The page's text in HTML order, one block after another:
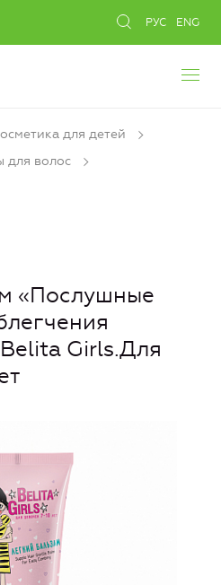
РУС ENG
для детей
для волос
«Послушные
Girls.Для